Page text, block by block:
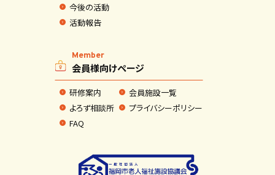
今後の活動
活動報告
Member
会員様向けページ
研修案内
よろず相談所
FAQ
会員施設一覧
プライバシーポリシー